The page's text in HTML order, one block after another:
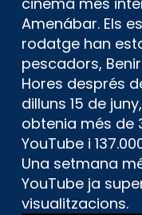
Amenábar. Els
rodatge han
pescadors,
Hores després
dilluns 15 de
obtenia més de
YouTube i
Una setmana
YouTube ja
visualitzacions.